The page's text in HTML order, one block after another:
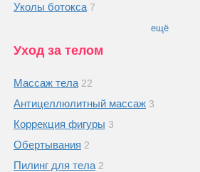
Уколы ботокса 7
ещё
Уход за телом
Массаж тела 22
Антицеллюлитный массаж 3
Коррекция фигуры 3
Обертывания 2
Пилинг для тела 2